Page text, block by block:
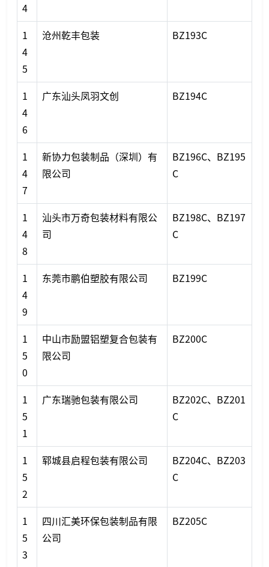
4
1
4
5
沧州乾丰包装 BZ193C
1
4
6
广东汕头凤羽文创 BZ194C
1
4
7
新协力包装制品（深圳）有
限公司
BZ196C、BZ195
C
1
4
8
汕头市万奇包装材料有限公
司
BZ198C、BZ197
C
1
4
9
东莞市鹏伯塑胶有限公司 BZ199C
1
5
0
中山市励盟铝塑复合包装有
限公司
BZ200C
1
5
1
广东瑞驰包装有限公司
BZ202C、BZ201
C
1
5
2
郓城县启程包装有限公司
BZ204C、BZ203
C
1
5
3
四川汇美环保包装制品有限
公司
BZ205C